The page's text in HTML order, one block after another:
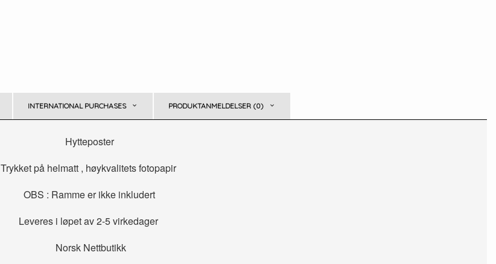
INTERNATIONAL PURCHASES PRODUKTANMELDELSER (0)
Hytteposter
Trykket på helmatt , høykvalitets fotopapir
OBS : Ramme er ikke inkludert
Leveres i løpet av 2-5 virkedager
Norsk Nettbutikk